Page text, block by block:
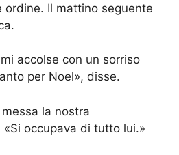
ordine. Il mattino seguente
accolse con un sorriso
per Noel», disse.
messa la nostra
occupava di tutto lui.»